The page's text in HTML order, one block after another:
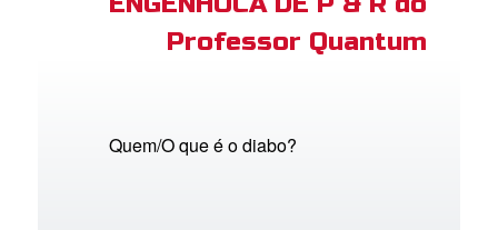
Professor Quantum
Quem/O que é o diabo?